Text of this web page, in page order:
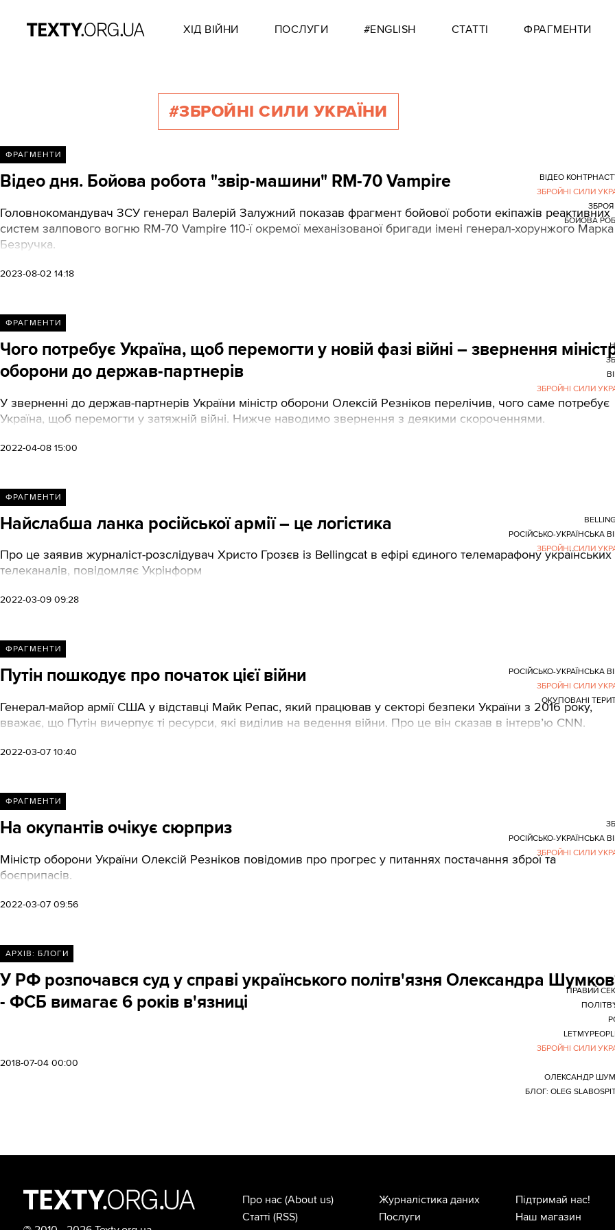
ХІД ВІЙНИ ПОСЛУГИ #ENGLISH СТАТТІ ФРАГМЕНТИ
#ЗБРОЙНІ СИЛИ УКРАЇНИ
ФРАГМЕНТИ
Відео дня. Бойова робота "звір-машини" RM-70 Vampire
Головнокомандувач ЗСУ генерал Валерій Залужний показав фрагмент бойової роботи екіпажів реактивних
систем залпового вогню RM-70 Vampire 110-ї окремої механізованої бригади імені генерал-хорунжого Марка
Безручка.
2023-08-02 14:18
ВІДЕО
ЗБРОЙНІ СИЛИ
БОЙОВА
ФРАГМЕНТИ
Чого потребує Україна, щоб перемогти у новій фазі війні – звернення
оборони до держав-партнерів
У зверненні до держав-партнерів України міністр оборони Олексій Резніков перелічив, чого саме потребує
Україна, щоб перемогти у затяжній війні. Нижче наводимо звернення з деякими скороченнями.
2022-04-08 15:00
ЗБРОЙНІ СИЛИ
ФРАГМЕНТИ
Найслабша ланка російської армії – це логістика
Про це заявив журналіст-розслідувач Христо Грозєв із Bellingcat в ефірі єдиного телемарафону українських
телеканалів, повідомляє Укрінформ
2022-03-09 09:28
РОСІЙСЬКО-УКРАЇНСЬКА
ЗБРОЙНІ СИЛИ
ФРАГМЕНТИ
Путін пошкодує про початок цієї війни
Генерал-майор армії США у відставці Майк Репас, який працював у секторі безпеки України з 2016 року,
вважає, що Путін вичерпує ті ресурси, які виділив на ведення війни. Про це він сказав в інтерв’ю CNN.
2022-03-07 10:40
РОСІЙСЬКО-УКРАЇНСЬКА
ЗБРОЙНІ СИЛИ
ОКУПОВАНІ
ФРАГМЕНТИ
На окупантів очікує сюрприз
Міністр оборони України Олексій Резніков повідомив про прогрес у питаннях постачання зброї та
боєприпасів.
2022-03-07 09:56
РОСІЙСЬКО-УКРАЇНСЬКА
ЗБРОЙНІ СИЛИ
АРХІВ: БЛОГИ
У РФ розпочався суд у справі українського політв'язня Олександра
- ФСБ вимагає 6 років в'язниці
2018-07-04 00:00
ПРАВИЙ
ЗБРОЙНІ СИЛИ
ОЛЕКСАНДР
БЛОГ: OLEG
Про нас (About us)
Статті (RSS)
Журналістика даних
Послуги
Підтримай нас!
Наш магазин